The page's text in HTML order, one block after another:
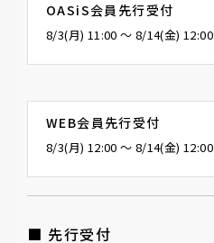
OASiS会員先行受付
8/3(月) 11:00 〜 8/14(金) 12:00
WEB会員先行受付
8/3(月) 12:00 〜 8/14(金) 12:00
■ 先行受付